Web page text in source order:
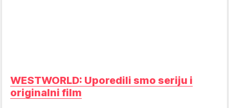
WESTWORLD: Uporedili smo seriju i
originalni film